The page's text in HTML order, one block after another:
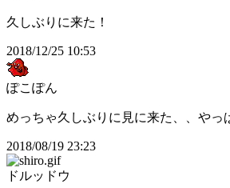
久しぶりに来た！
2018/12/25 10:53
ぽこぽん
めっちゃ久しぶりに見に来た、、やっ
2018/08/19 23:23
ドルッドウ